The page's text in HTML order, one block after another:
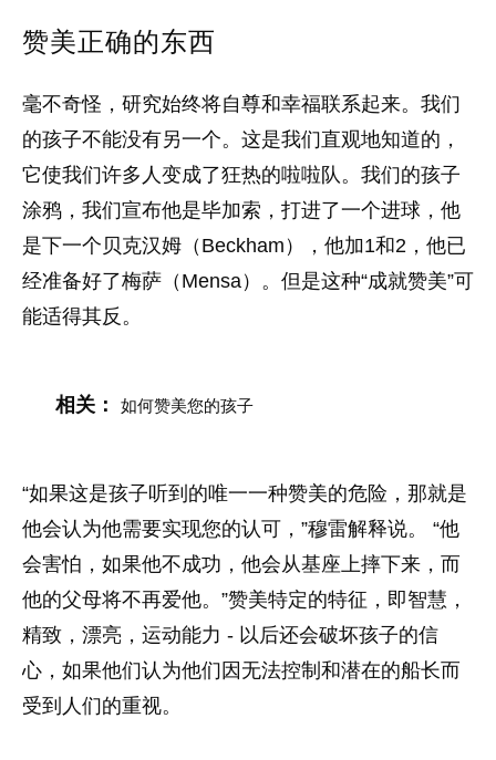
赞美正确的东西
毫不奇怪，研究始终将自尊和幸福联系起来。我们
的孩子不能没有另一个。这是我们直观地知道的，
它使我们许多人变成了狂热的啦啦队。我们的孩子
涂鸦，我们宣布他是毕加索，打进了一个进球，他
是下一个贝克汉姆（Beckham），他加1和2，他已
经准备好了梅萨（Mensa）。但是这种“成就赞美”可
能适得其反。
相关： 如何赞美您的孩子
“如果这是孩子听到的唯一一种赞美的危险，那就是
他会认为他需要实现您的认可，”穆雷解释说。 “他
会害怕，如果他不成功，他会从基座上摔下来，而
他的父母将不再爱他。”赞美特定的特征，即智慧，
精致，漂亮，运动能力 - 以后还会破坏孩子的信
心，如果他们认为他们因无法控制和潜在的船长而
受到人们的重视。